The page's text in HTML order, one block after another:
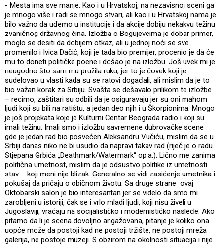
- Mesta ima sve manje. Kao i u Hrvatskoj, na nezavisnoj sceni ga
je mnogo više i radi se mnogo stvari, ali kao i u Hrvatskoj nama je
bilo važno da uđemo u institucije i da akcije dobiju nekakvu težinu
zvaničnog državnog čina. Izložba o Bogujevcima je dobar primer,
moglo se desiti da dobijem otkaz, ali u jednoj noći se sve
promenilo i Ivica Dačić, koji je tada bio premijer, procenio je da će
mu to doneti političke poene i došao je na izložbu. Još uvek mi je
neugodno što sam mu pružila ruku, jer to je čovek koji je
sudelovao u vlasti kada su se ratovi događali, ali mislim da je to
bio važan korak za Srbiju. Svašta se dešavalo prilikom te izložbe
– recimo, zaštitari su odbili da je osiguravaju jer su oni mahom
ljudi koji su bili na ratištu, a jedan deo njih i u Škorpionima. Mnogo
je još projekata koje je Kulturni Centar Beograda radio i koji su
imali težinu. Imali smo i izložbu savremene dubrovačke scene
gde je jedan rad bio posvećen Aleksandru Vučiću, mislim da se u
Srbiji danas niko ne bi usudio da napravi takav rad (riječ je o radu
Stjepana Grbića „Deathmark/Watermark“ op.a.). Lično me zanima
politična umetnost, mislim da je odsustvo politike iz umetnosti
stav – koji meni nije blizak. Generalno se vidi zasićenje umetnika i
pokušaj da pričaju o običnom životu. Sa druge strane ovaj
Oktobarski salon je bio interesantan jer se videlo da smo mi
zarobljeni u istoriji, čak se i vrlo mladi ljudi, koji nisu živeli u
Jugoslaviji, vraćaju na socijalističko i modernističko nasleđe. Ako
pitamo da li je scena dovoljno angažovana, pitanje je koliko ona
uopće može da postoji kad ne postoji tržište, ne postoji mreža
galerija, ne postoje muzeji. S obzirom na okolnosti situacija i nije